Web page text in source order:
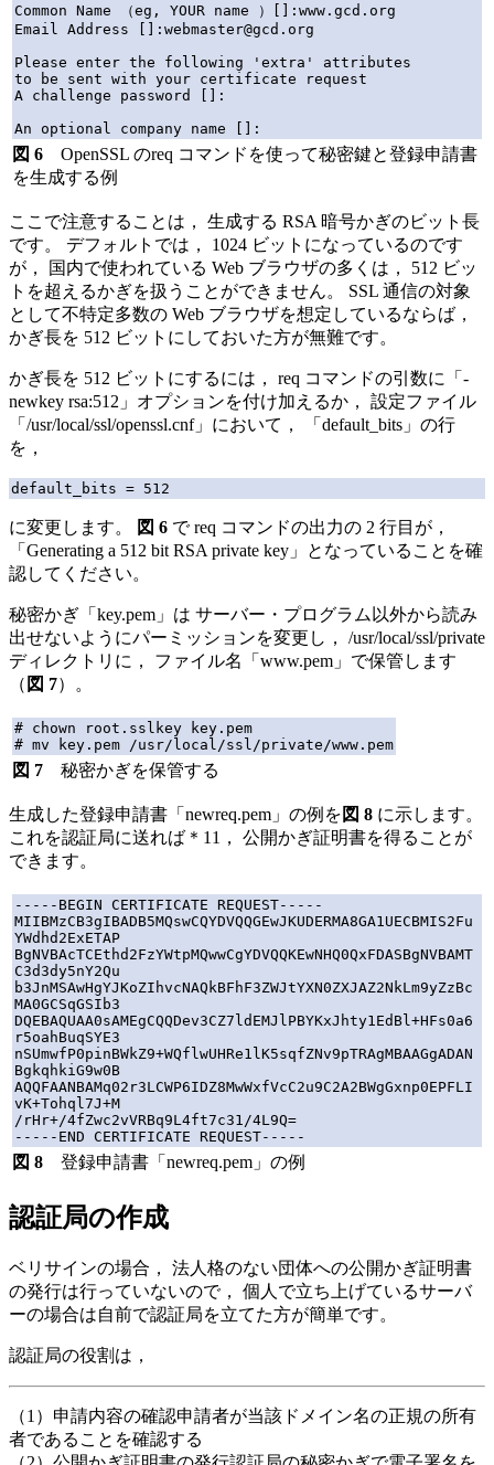
Common Name （eg, YOUR name ）[]:www.gcd.org
Email Address []:webmaster@gcd.org
Please enter the following 'extra' attributes
to be sent with your certificate request
A challenge password []:
図 6 OpenSSL のreq コマンドを使って秘密鍵と登録申請書
を生成する例
ここで注意することは， 生成する RSA 暗号かぎのビット長
です。 デフォルトでは， 1024 ビットになっているのです
が， 国内で使われている Web ブラウザの多くは， 512 ビッ
トを超えるかぎを扱うことができません。 SSL 通信の対象
として不特定多数の Web ブラウザを想定しているならば，
かぎ長を 512 ビットにしておいた方が無難です。
かぎ長を 512 ビットにするには， req コマンドの引数に「-
newkey rsa:512」オプションを付け加えるか， 設定ファイル
「/usr/local/ssl/openssl.cnf」において， 「default_bits」の行
を，
に変更します。 図 6 で req コマンドの出力の 2 行目が，
「Generating a 512 bit RSA private key」となっていることを確
認してください。
秘密かぎ「key.pem」は サーバー・プログラム以外から読み
出せないようにパーミッションを変更し， /usr/local/ssl/private
ディレクトリに， ファイル名「www.pem」で保管します
（ 図 7）。
# chown root.sslkey key.pem
図 7 秘密かぎを保管する
生成した登録申請書「newreq.pem」の例を 図 8 に示します。
これを認証局に送れば＊11， 公開かぎ証明書を得ることが
できます。
-----BEGIN CERTIFICATE REQUEST-----
MIIBMzCB3gIBADB5MQswCQYDVQQGEwJKUDERMA8GA1UECBMIS2Fu
YWdhd2ExETAP
BgNVBAcTCEthd2FzYWtpMQwwCgYDVQQKEwNHQ0QxFDASBgNVBAMT
C3d3dy5nY2Qu
b3JnMSAwHgYJKoZIhvcNAQkBFhF3ZWJtYXN0ZXJAZ2NkLm9yZzBc
MA0GCSqGSIb3
DQEBAQUAA0sAMEgCQQDev3CZ7ldEMJlPBYKxJhty1EdBl+HFs0a6
r5oahBuqSYE3
nSUmwfP0pinBWkZ9+WQflwUHRe1lK5sqfZNv9pTRAgMBAAGgADAN
BgkqhkiG9w0B
AQQFAANBAMq02r3LCWP6IDZ8MwWxfVcC2u9C2A2BWgGxnp0EPFLI
vK+Tohql7J+M
/rHr+/4fZwc2vVRBq9L4ft7c31/4L9Q=
図 8 登録申請書「newreq.pem」の例
認証局の作成
ベリサインの場合， 法人格のない団体への公開かぎ証明書
の発行は行っていないので， 個人で立ち上げているサーバ
ーの場合は自前で認証局を立てた方が簡単です。
認証局の役割は，
（1）申請内容の確認申請者が当該ドメイン名の正規の所有
者であることを確認する